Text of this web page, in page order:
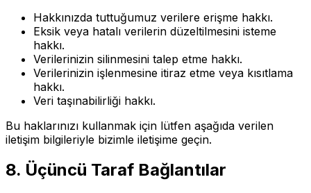
Hakkınızda tuttuğumuz verilere erişme hakkı.
Eksik veya hatalı verilerin düzeltilmesini isteme
hakkı.
Verilerinizin silinmesini talep etme hakkı.
Verilerinizin işlenmesine itiraz etme veya kısıtlama
hakkı.
Veri taşınabilirliği hakkı.
Bu haklarınızı kullanmak için lütfen aşağıda verilen
iletişim bilgileriyle bizimle iletişime geçin.
8. Üçüncü Taraf Bağlantılar